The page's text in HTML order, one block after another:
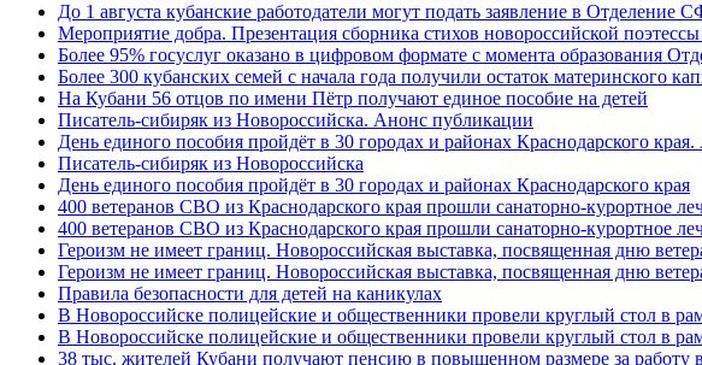
До 1 августа кубанские работодатели могут подать заявление в
Мероприятие добра. Презентация сборника стихов новороссийской
Более 95% госуслуг оказано в цифровом формате с момента образования
Более 300 кубанских семей с начала года получили остаток материнского
На Кубани 56 отцов по имени Пётр получают единое пособие на детей
Писатель-сибиряк из Новороссийска. Анонс публикации
День единого пособия пройдёт в 30 городах и районах Краснодарского
Писатель-сибиряк из Новороссийска
День единого пособия пройдёт в 30 городах и районах Краснодарского края
400 ветеранов СВО из Краснодарского края прошли санаторно-курортное
400 ветеранов СВО из Краснодарского края прошли санаторно-курортное
Героизм не имеет границ. Новороссийская выставка, посвященная дню
Героизм не имеет границ. Новороссийская выставка, посвященная дню
Правила безопасности для детей на каникулах
В Новороссийске полицейские и общественники провели круглый стол в
В Новороссийске полицейские и общественники провели круглый стол в
38 тыс. жителей Кубани получают пенсию в повышенном размере за работу в